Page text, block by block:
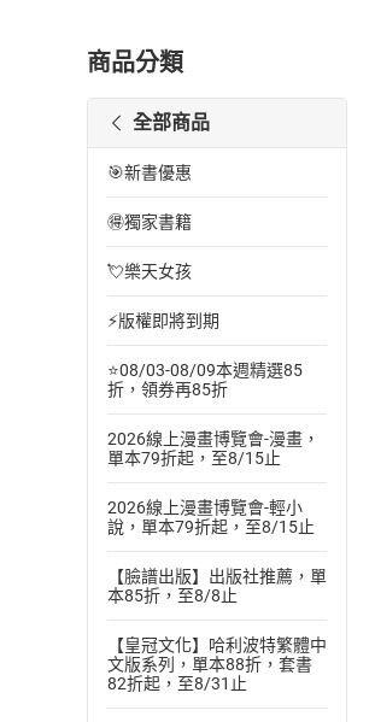
商品分類
全部商品
🎯新書優惠
🉐獨家書籍
💘樂天女孩
⚡版權即將到期
⭐08/03-08/09本週精選85
折，領券再85折
2026線上漫畫博覽會-漫畫，
單本79折起，至8/15止
2026線上漫畫博覽會-輕小
說，單本79折起，至8/15止
【臉譜出版】出版社推薦，單
本85折，至8/8止
【皇冠文化】哈利波特繁體中
文版系列，單本88折，套書
82折起，至8/31止